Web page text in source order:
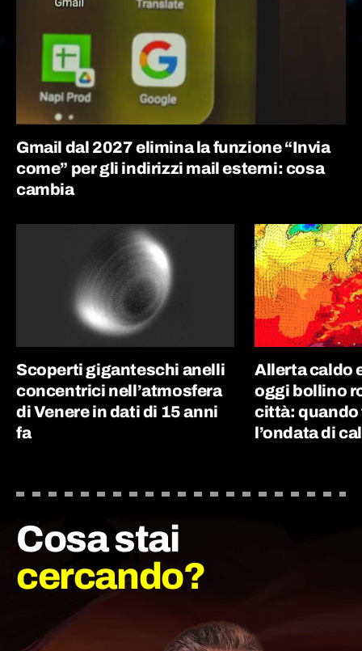
Gmail dal 2027 elimina la funzione “Invia
come” per gli indirizzi mail esterni: cosa
cambia
Scoperti giganteschi anelli
concentrici nell’atmosfera
di Venere in dati di 15 anni
fa
Allerta caldo
oggi bollino
città:
l’ondata di
Cosa stai
cercando?